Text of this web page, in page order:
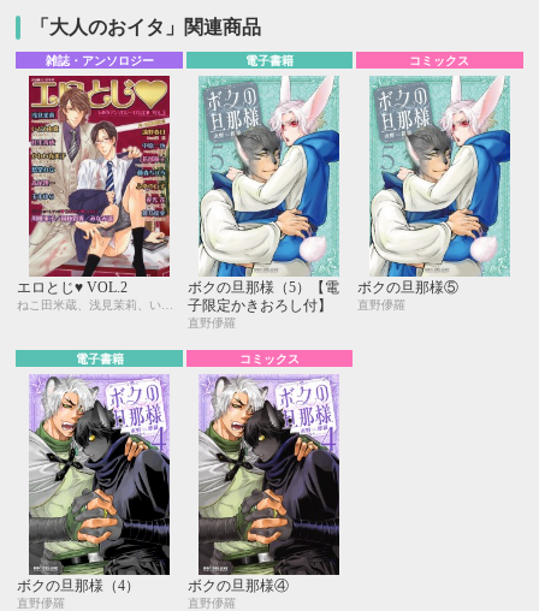
「大人のおイタ」関連商品
雑誌・アンソロジー
エロとじ♥ VOL.2
電子書籍
ボクの旦那様（5）【電
子限定かきおろし付】
直野儚羅
コミックス
ボクの旦那様⑤
直野儚羅
電子書籍
ボクの旦那様（4）
直野儚羅
コミックス
ボクの旦那様④
直野儚羅